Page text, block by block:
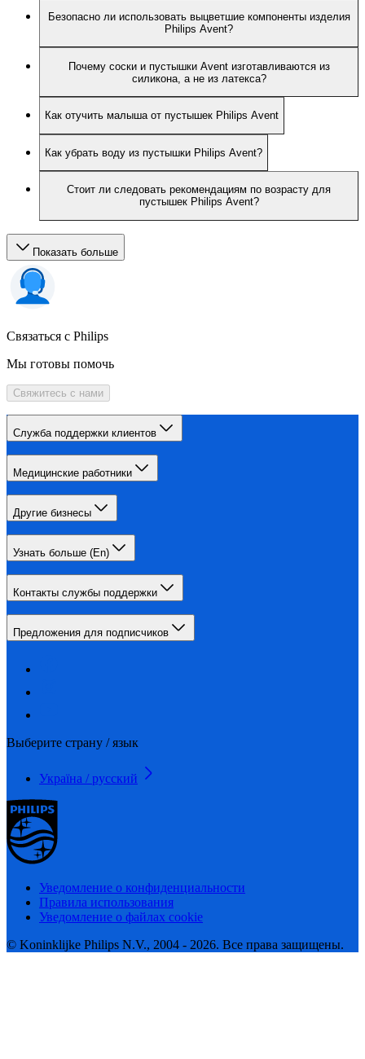
Безопасно ли использовать выцветшие компоненты изделия
Philips Avent?
Почему соски и пустышки Avent изготавливаются из
силикона, а не из латекса?
Как отучить малыша от пустышек Philips Avent
Как убрать воду из пустышки Philips Avent?
Стоит ли следовать рекомендациям по возрасту для
пустышек Philips Avent?
Показать больше
Связаться с Philips
Мы готовы помочь
Свяжитесь с нами
Служба поддержки клиентов
Медицинские работники
Другие бизнесы
Узнать больше (En)
Контакты службы поддержки
Предложения для подписчиков
Выберите страну / язык
Україна / русский
Уведомление о конфиденциальности
Правила использования
Уведомление о файлах cookie
© Koninklijke Philips N.V., 2004 - 2026. Все права защищены.